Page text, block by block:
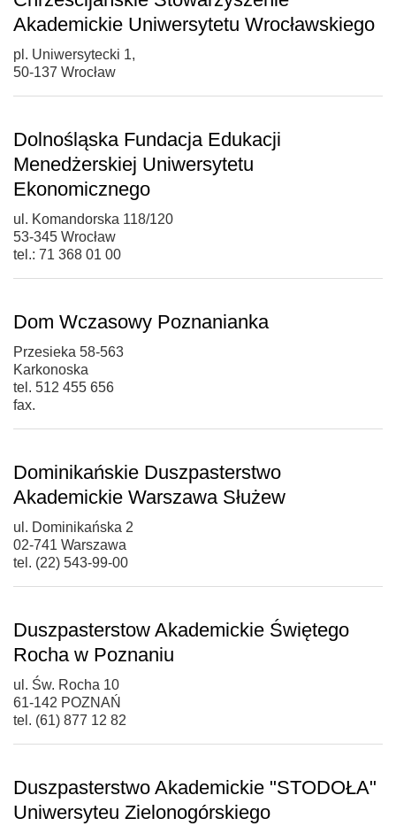
Akademickie Uniwersytetu Wrocławskiego
pl. Uniwersytecki 1,
50-137 Wrocław
Dolnośląska Fundacja Edukacji
Menedżerskiej Uniwersytetu
Ekonomicznego
ul. Komandorska 118/120
53-345 Wrocław
tel.: 71 368 01 00
Dom Wczasowy Poznanianka
Przesieka 58-563
Karkonoska
tel. 512 455 656
fax.
Dominikańskie Duszpasterstwo
Akademickie Warszawa Służew
ul. Dominikańska 2
02-741 Warszawa
tel. (22) 543-99-00
Duszpasterstow Akademickie Świętego
Rocha w Poznaniu
ul. Św. Rocha 10
61-142 POZNAŃ
tel. (61) 877 12 82
Duszpasterstwo Akademickie "STODOŁA"
Uniwersyteu Zielonogórskiego